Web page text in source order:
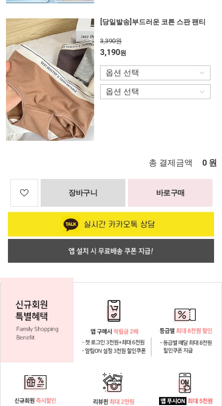
[당일발송]부드러운 코튼 스판 팬티
3,390원
3,190원
총 결제금액 0 원
장바구니 바로구매